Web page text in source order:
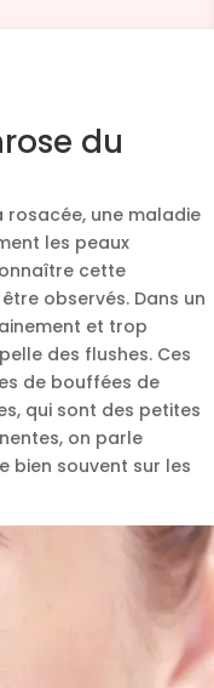
du
rosacée, une maladie
les peaux
cette
observés. Dans un
et trop
des flushes. Ces
de bouffées de
qui sont des petites
on parle
bien souvent sur les